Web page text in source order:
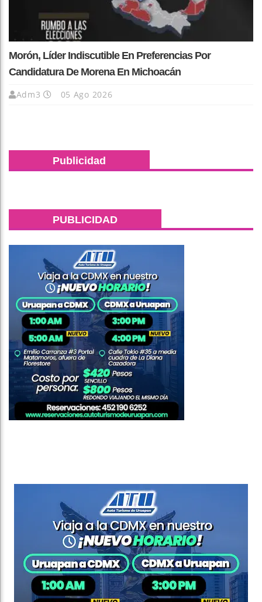
Morón, Líder Indiscutible En Preferencias Por
Candidatura De Morena En Michoacán
Adm3 05 Ago 2026
Publicidad
PUBLICIDAD